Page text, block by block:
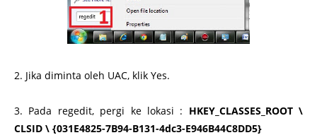
2. Jika diminta oleh UAC, klik Yes.
3. Pada regedit, pergi ke lokasi : HKEY_CLASSES_ROOT \
CLSID \ {031E4825-7B94-B131-4dc3-E946B44C8DD5}